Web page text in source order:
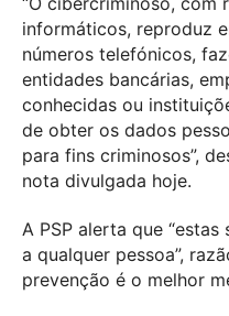
informáticos, reproduz
números telefónicos,
entidades bancárias,
conhecidas ou
de obter os dados
para fins criminosos”,
nota divulgada hoje.
A PSP alerta que
a qualquer pessoa”,
prevenção é o melhor